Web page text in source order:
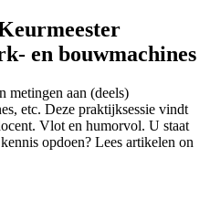
en bouwmachines
metingen aan (deels)
etc. Deze praktijksessie vindt
Vlot en humorvol. U staat
opdoen? Lees artikelen on